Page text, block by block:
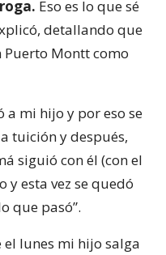
Eso es lo que sé
detallando que
Puerto Montt como
a mi hijo y por eso se
tuición y después,
siguió con él (con el
y esta vez se quedó
que pasó”.
el lunes mi hijo salga